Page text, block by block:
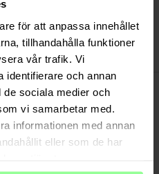
för att anpassa innehållet
tillhandahålla funktioner
vår trafik. Vi
identifierare och annan
de sociala medier och
vi samarbetar med.
informationen med annan
eller som de har
Das Armband ist in der Länge
wird separat verkauft ).